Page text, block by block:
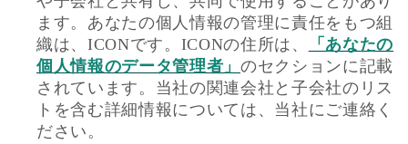
ます。あなたの個人情報の管理に責任をもつ組
織は、 ICONです。 ICONの住所は、
「あなたの
個人情報のデータ管理者」 のセクションに記載
されています。当社の関連会社と子会社のリス
トを含む詳細情報については、当社にご連絡く
ださい。